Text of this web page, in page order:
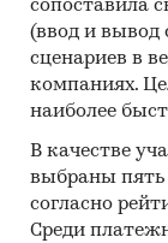
Открытые
Сайты
Архивы
сопоставила
(ввод и вывод
сценариев в
компаниях.
наиболее
В качестве
выбраны пять
согласно
Среди